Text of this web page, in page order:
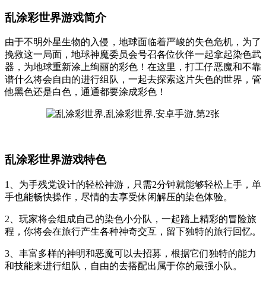
乱涂彩世界游戏简介
由于不明外星生物的入侵，地球面临着严峻的失色危机，为了
挽救这一局面，地球神魔委员会号召各位伙伴一起拿起染色武
器，为地球重新涂上绚丽的彩色！在这里，打工仔恶魔和不靠
谱什么将会自由的进行组队，一起去探索这片失色的世界，管
他黑色还是白色，通通都要涂成彩色！
乱涂彩世界游戏特色
1、为手残党设计的轻松神游，只需2分钟就能够轻松上手，单
手也能畅快操作，尽情的去享受休闲解压的染色体验。
2、玩家将会组成自己的染色小分队，一起踏上精彩的冒险旅
程，你将会在旅行产生各种神奇交互，留下独特的旅行回忆。
3、丰富多样的神明和恶魔可以去招募，根据它们独特的能力
和技能来进行组队，自由的去搭配出属于你的最强小队。